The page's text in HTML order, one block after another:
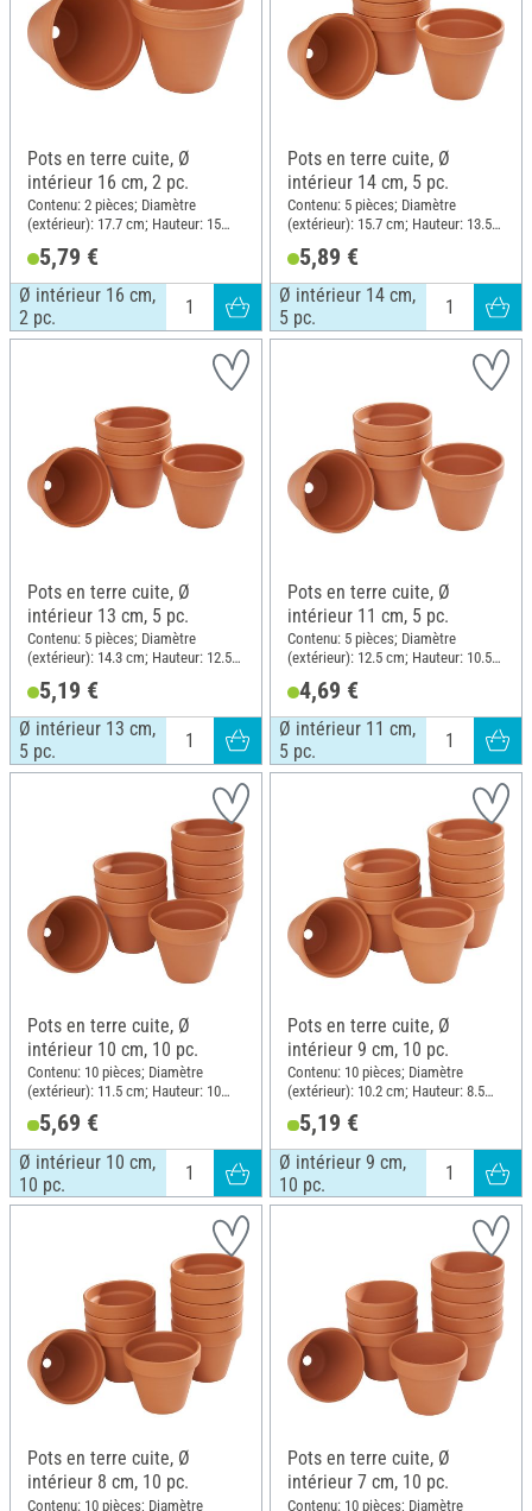
Pots en terre cuite, Ø
intérieur 16 cm, 2 pc.
Contenu: 2 pièces; Diamètre
(extérieur): 17.7 cm; Hauteur: 15
5,79 €
Ø intérieur 16 cm,
2 pc.
Pots en terre cuite, Ø
intérieur 14 cm, 5 pc.
Contenu: 5 pièces; Diamètre
(extérieur): 15.7 cm; Hauteur: 13.5
5,89 €
Ø intérieur 14 cm,
5 pc.
Pots en terre cuite, Ø
intérieur 13 cm, 5 pc.
Contenu: 5 pièces; Diamètre
(extérieur): 14.3 cm; Hauteur: 12.5
5,19 €
Ø intérieur 13 cm,
5 pc.
Pots en terre cuite, Ø
intérieur 11 cm, 5 pc.
Contenu: 5 pièces; Diamètre
(extérieur): 12.5 cm; Hauteur: 10.5
4,69 €
Ø intérieur 11 cm,
5 pc.
Pots en terre cuite, Ø
intérieur 10 cm, 10 pc.
Contenu: 10 pièces; Diamètre
(extérieur): 11.5 cm; Hauteur: 10
cm; Matériau: Terre cuite
5,69 €
Ø intérieur 10 cm,
10 pc.
Pots en terre cuite, Ø
intérieur 9 cm, 10 pc.
Contenu: 10 pièces; Diamètre
(extérieur): 10.2 cm; Hauteur: 8.5
cm; Matériau: Terre cuite
5,19 €
Ø intérieur 9 cm,
10 pc.
Pots en terre cuite, Ø
intérieur 8 cm, 10 pc.
Contenu: 10 pièces; Diamètre
Pots en terre cuite, Ø
intérieur 7 cm, 10 pc.
Contenu: 10 pièces; Diamètre